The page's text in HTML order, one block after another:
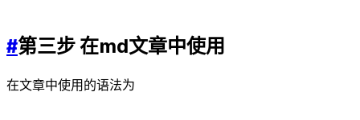
#第三步 在md文章中使用
在文章中使用的语法为